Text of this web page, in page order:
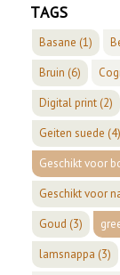
TAGS
Basane (1)
Bruin (6)
Digital print(2)
Geiten suede (4)
Geschikt voor
Geschikt voor
Goud (3)
lamsnappa (3)